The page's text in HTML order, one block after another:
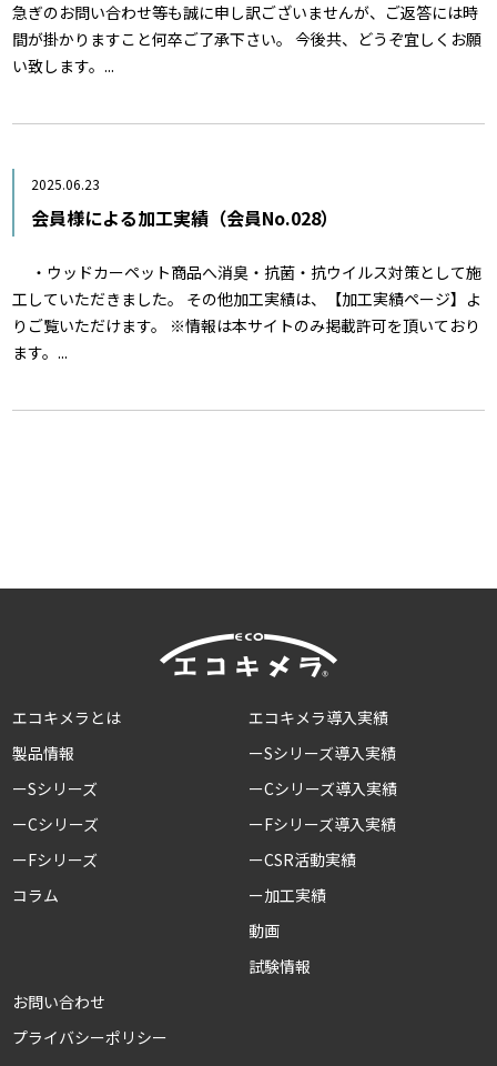
急ぎのお問い合わせ等も誠に申し訳ございませんが、ご返答には時
間が掛かりますこと何卒ご了承下さい。 今後共、どうぞ宜しくお願
い致します。...
2025.06.23
会員様による加工実績（会員No.028）
・ウッドカーペット商品へ消臭・抗菌・抗ウイルス対策として施
工していただきました。 その他加工実績は、【加工実績ページ】よ
りご覧いただけます。 ※情報は本サイトのみ掲載許可を頂いており
ます。...
エコキメラとは
製品情報
ーSシリーズ
ーCシリーズ
ーFシリーズ
コラム
エコキメラ導入実績
ーSシリーズ導入実績
ーCシリーズ導入実績
ーFシリーズ導入実績
ーCSR活動実績
ー加工実績
動画
試験情報
お問い合わせ
プライバシーポリシー